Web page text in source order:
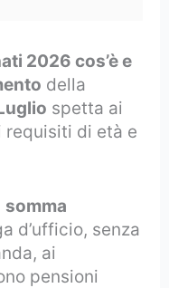
2026 cos’è e
della
spetta ai
di età e
somma
d’ufficio, senza
ai
pensioni